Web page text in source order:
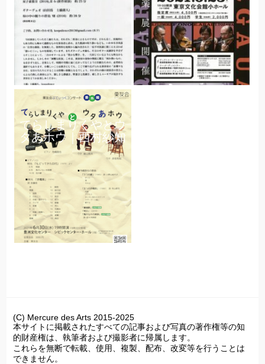
てらしまりくやとウ
タあホウ｜西村紗知
(C) Mercure des Arts 2015-2025
本サイトに掲載されたすべての記事および写真の著作権等の知
的財産権は、執筆者および撮影者に帰属します。
これらを無断で転載、使用、複製、配布、改変等を行うことは
できません。